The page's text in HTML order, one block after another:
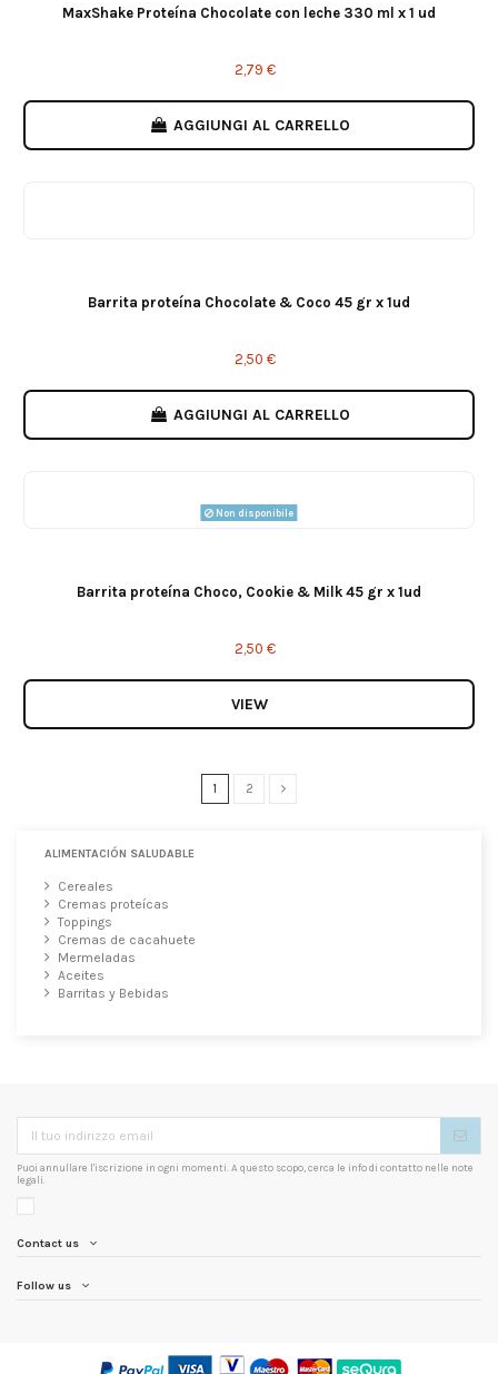
MaxShake Proteína Chocolate con leche 330 ml x 1 ud
2,79 €
AGGIUNGI AL CARRELLO
Barrita proteína Chocolate & Coco 45 gr x 1ud
2,50 €
AGGIUNGI AL CARRELLO
Non disponibile
Barrita proteína Choco, Cookie & Milk 45 gr x 1ud
2,50 €
VIEW
1 2
ALIMENTACIÓN SALUDABLE
Cereales
Cremas proteícas
Toppings
Cremas de cacahuete
Mermeladas
Aceites
Barritas y Bebidas
Puoi annullare l'iscrizione in ogni momenti. A questo scopo, cerca le info di contatto nelle note
legali.
Contact us
Follow us